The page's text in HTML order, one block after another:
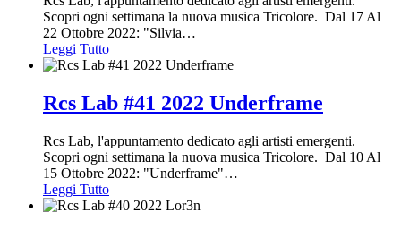
Scopri ogni settimana la nuova musica Tricolore. Dal 17 Al
22 Ottobre 2022: "Silvia…
Leggi Tutto
Rcs Lab #41 2022 Underframe
Rcs Lab, l'appuntamento dedicato agli artisti emergenti.
Scopri ogni settimana la nuova musica Tricolore. Dal 10 Al
15 Ottobre 2022: "Underframe"…
Leggi Tutto